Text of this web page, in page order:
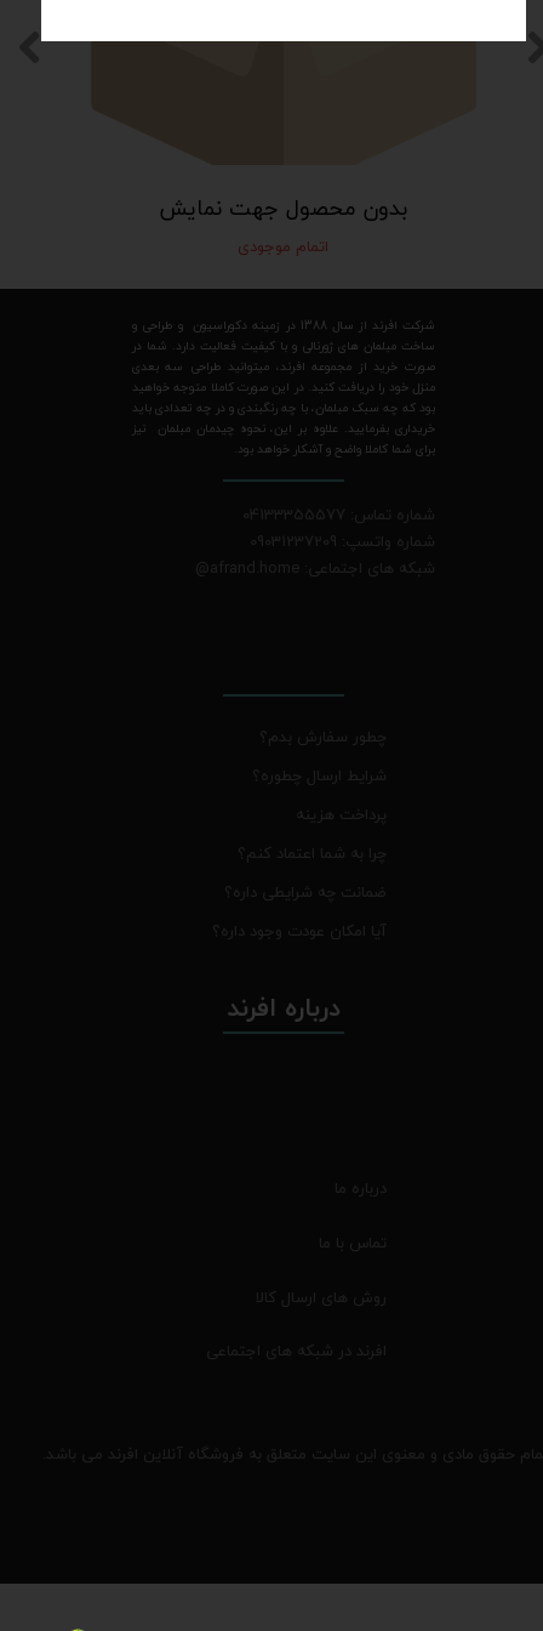
بدون محصول جهت نمایش
اتمام موجودی
شرکت افرند از سال 1388 در زمینه دکوراسیون و طراحی و
ساخت مبلمان های ژورنالی و با کیفیت فعالیت دارد. شما در
صورت خرید از مجموعه افرند، میتوانید طراحی سه بعدی
منزل خود را دریافت کنید. در این صورت کاملا متوجه خواهید
بود که چه سبک مبلمان، با چه رنگبندی و در چه تعدادی باید
خریداری بفرمایید. علاوه بر این، نحوه چیدمان مبلمان نیز
برای شما کاملا واضح و آشکار خواهد بود.
شماره تماس: 04133355577
شماره واتسپ: 09031237209
شبکه های اجتماعی: afrand.home
@
چطور سفارش بدم؟
شرایط ارسال چطوره؟
پرداخت هزینه
چرا به شما اعتماد کنم؟
ضمانت چه شرایطی داره؟
آیا امکان عودت وجود داره؟
حقوق مادی و معنوی این سایت متعلق به فروشگاه آنلاین افرند می باشد.
درباره افرند
درباره ما
تماس با ما
روش های ارسال کالا
افرند در شبکه های اجتماعی